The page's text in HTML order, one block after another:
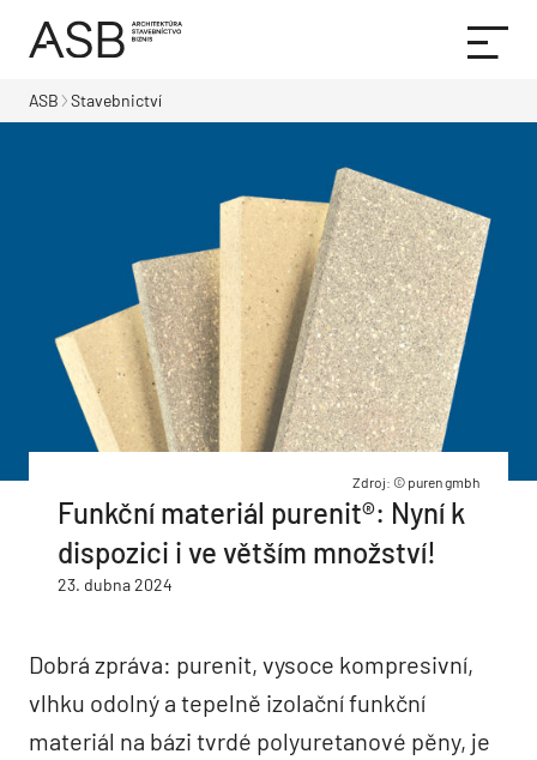
ASB Stavebnictví
Zdroj: © puren gmbh
Funkční materiál purenit®: Nyní k
dispozici i ve větším množství!
23. dubna 2024
Dobrá zpráva: purenit, vysoce kompresivní,
vlhku odolný a tepelně izolační funkční
materiál na bázi tvrdé polyuretanové pěny, je